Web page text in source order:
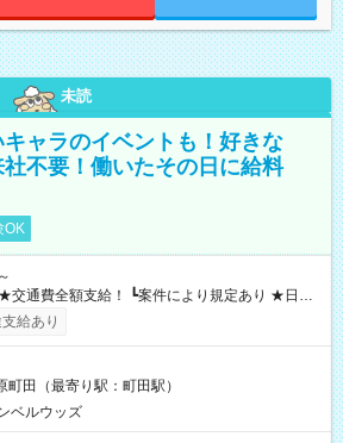
未読
ャラのイベントも！好きな
不要！働いたその日に給料
OK
あり） ┗働いたその日に現金GET♪ お仕事後はコ
い分を引き落とせます！ 【試用期間】試
給あり
町田（最寄り駅：町田駅）
ベルウッズ